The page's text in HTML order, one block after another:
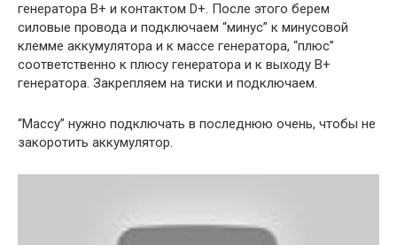
генератора В+ и контактом D+. После этого берем
силовые провода и подключаем “минус” к минусовой
клемме аккумулятора и к массе генератора, “плюс”
соответственно к плюсу генератора и к выходу В+
генератора. Закрепляем на тиски и подключаем.
“Массу” нужно подключать в последнюю очень, чтобы не
закоротить аккумулятор.